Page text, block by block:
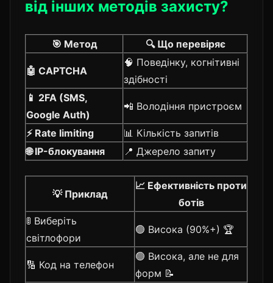
від інших методів захисту?
🎯 Метод 🔍 Що перевіряє
🤖 CAPTCHA
🧠 Поведінку, когнітивні
здібності
📱 2FA (SMS,
Google Auth)
📲 Володіння пристроєм
⚡ Rate limiting
📊 Кількість запитів
🌐 IP-блокування
📍 Джерело запиту
💡 Приклад
📈 Ефективність проти
ботів
🚦 Виберіть
світлофори
🟢 Висока (90%+) 🏆
🔢 Код на телефон
🟢 Висока, але не для
форм 📝